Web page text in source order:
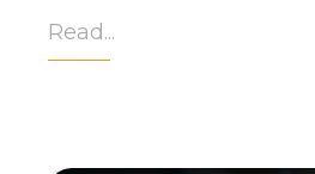
Read...